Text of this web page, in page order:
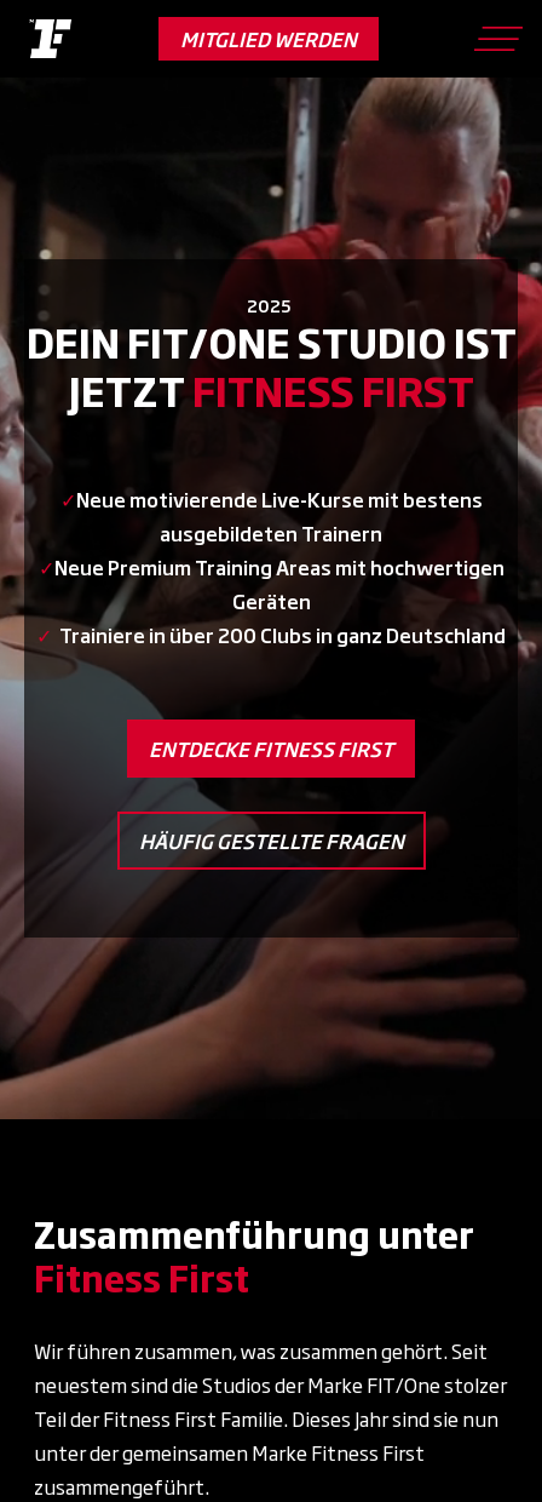
main
content
MITGLIED WERDEN
2025
DEIN FIT/ONE STUDIO IST
JETZTFITNESS FIRST
✓Neue motivierende Live-Kurse mit bestens
ausgebildeten Trainern
✓Neue Premium Training Areas mit hochwertigen
Geräten
✓ Trainiere in über 200 Clubs in ganz Deutschland
ENTDECKE FITNESS FIRST
HÄUFIG GESTELLTE FRAGEN
Zusammenführung unter
Fitness First
Wir führen zusammen, was zusammen gehört. Seit
neuestem sind die Studios der Marke FIT/One stolzer
Teil der Fitness First Familie. Dieses Jahr sind sie nun
unter der gemeinsamen Marke Fitness First
zusammengeführt.